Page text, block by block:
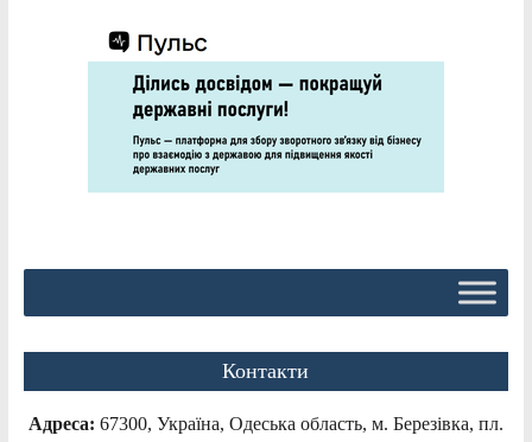
Контакти
Адреса: 67300, Україна, Одеська область, м. Березівка, пл.